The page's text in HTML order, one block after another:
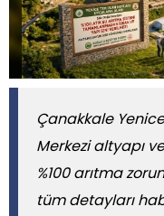
Çanakkale
Merkezi altyapı
%100 arıtma
tüm detayları